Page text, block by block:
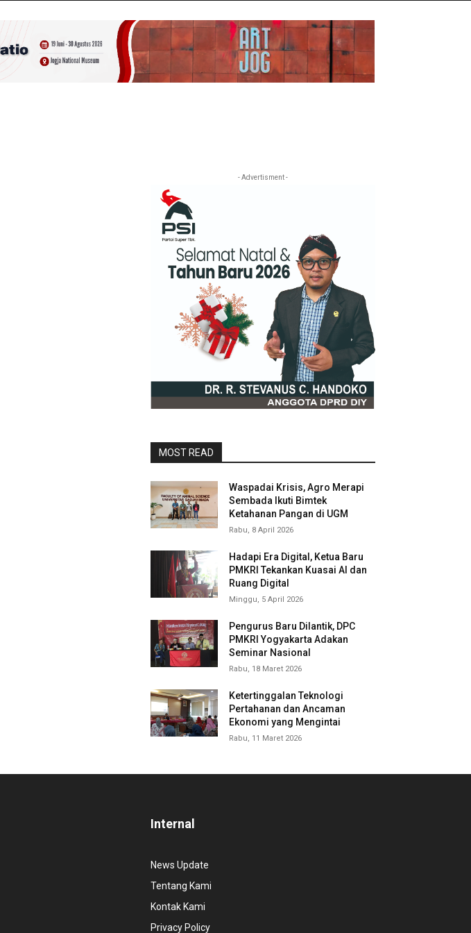
- Advertisment -
MOST READ
Waspadai Krisis, Agro Merapi
Sembada Ikuti Bimtek
Ketahanan Pangan di UGM
Rabu, 8 April 2026
Hadapi Era Digital, Ketua Baru
PMKRI Tekankan Kuasai AI dan
Ruang Digital
Minggu, 5 April 2026
Pengurus Baru Dilantik, DPC
PMKRI Yogyakarta Adakan
Seminar Nasional
Rabu, 18 Maret 2026
Ketertinggalan Teknologi
Pertahanan dan Ancaman
Ekonomi yang Mengintai
Rabu, 11 Maret 2026
Internal
News Update
Tentang Kami
Kontak Kami
Privacy Policy